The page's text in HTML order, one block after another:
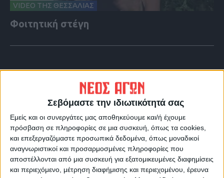
Σεβόμαστε την ιδιωτικότητά σας
Εμείς και οι συνεργάτες μας αποθηκεύουμε και/ή έχουμε
πρόσβαση σε πληροφορίες σε μια συσκευή, όπως τα cookies,
και επεξεργαζόμαστε προσωπικά δεδομένα, όπως μοναδικοί
αναγνωριστικοί και προσαρμοσμένες πληροφορίες που
αποστέλλονται από μια συσκευή για εξατομικευμένες διαφημίσεις
και περιεχόμενο, μέτρηση διαφήμισης και περιεχομένου, έρευνα
VIDEO ΤΗΣ ΘΕΣΣΑΛΙΑΣ
Φοιτητική στέγη